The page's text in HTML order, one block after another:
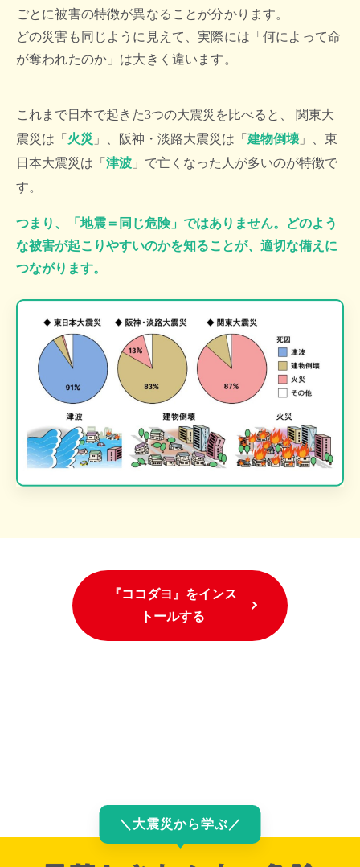
ごとに被害の特徴が異なることが分かります。
どの災害も同じように見えて、実際には「何によって命
が奪われたのか」は大きく違います。
これまで日本で起きた3つの大震災を比べると、 関東大
震災は「 火災 」、阪神・淡路大震災は「 建物倒壊」、東
日本大震災は「 津波 」で亡くなった人が多いのが特徴で
す。
つまり、「地震＝同じ危険」ではありません。どのよう
な被害が起こりやすいのかを知ることが、適切な備えに
つながります。
『ココダヨ』をインス
トールする
＼ 大震災から学ぶ ／